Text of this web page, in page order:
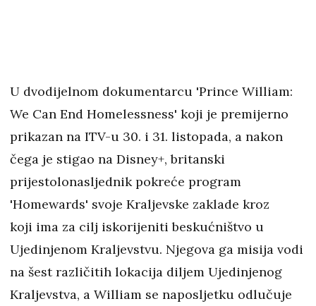
U dvodijelnom dokumentarcu 'Prince William:
We Can End Homelessness' koji je premijerno
prikazan na ITV-u 30. i 31. listopada, a nakon
čega je stigao na Disney+, britanski
prijestolonasljednik pokreće program
'Homewards' svoje Kraljevske zaklade kroz
koji ima za cilj iskorijeniti beskućništvo u
Ujedinjenom Kraljevstvu. Njegova ga misija vodi
na šest različitih lokacija diljem Ujedinjenog
Kraljevstva, a William se naposljetku odlučuje